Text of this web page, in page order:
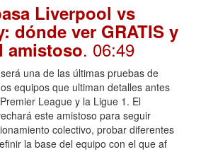
Liverpool vs
dónde ver GRATIS y
amistoso. 06:49
una de las últimas pruebas de
equipos que ultiman detalles antes
League y la Ligue 1. El
este amistoso para seguir
colectivo, probar diferentes
la base del equipo con el que af